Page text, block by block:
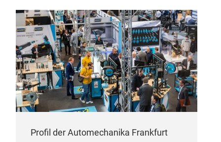
Profil der Automechanika Frankfurt